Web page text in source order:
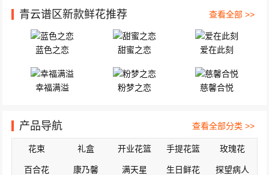
青云谱区新款鲜花推荐 查看全部 >>
蓝色之恋 甜蜜之恋 爱在此刻
幸福满溢 粉梦之恋 慈馨合悦
产品导航 查看全部分类 >>
花束 礼盒 开业花篮 手提花篮 玫瑰花
百合花 康乃馨 满天星 生日鲜花 探望病人